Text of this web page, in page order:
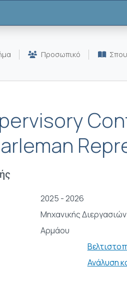
Προσωπικό
2025 - 2026
Μηχανικής
Αρμάου
Ανάλυση